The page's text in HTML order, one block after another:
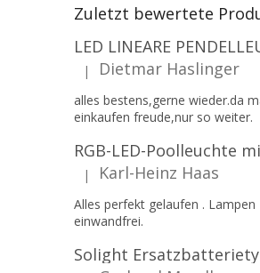
Zuletzt bewertete
Die Produktbewertung beträgt 5
| Dietmar Haslinger
alles bestens,gerne wieder.da
einkaufen freude,nur so weiter.
Die Produktbewertung beträgt 5
| Karl-Heinz Haas
Alles perfekt gelaufen . Lampen
einwandfrei.